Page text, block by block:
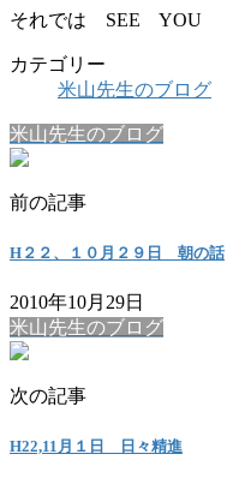
それでは SEE YOU
カテゴリー
米山先生のブログ
米山先生のブログ
前の記事
H２２、１０月２９日 朝の話
2010年10月29日
米山先生のブログ
次の記事
H22,11月１日 日々精進